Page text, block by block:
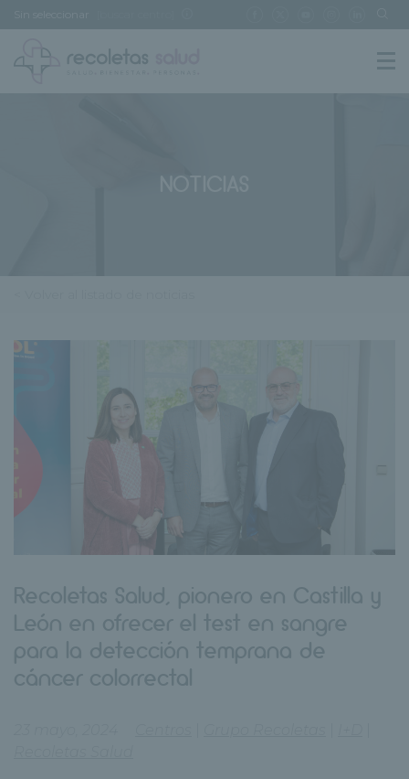
NOTICIAS
Recoletas Salud, pionero en Castilla y
León en ofrecer el test en sangre
para la detección temprana de
cáncer colorrectal